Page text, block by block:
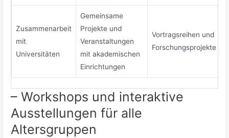
Zusammenarbeit
mit
Universitäten
Gemeinsame
Projekte und
Veranstaltungen
mit akademischen
Einrichtungen
Vortragsreihen und
Forschungsprojekte
– Workshops und interaktive
Ausstellungen für alle
Altersgruppen